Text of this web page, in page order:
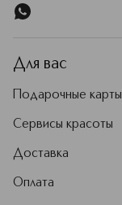
Для вас
Подарочные карты
Сервисы красоты
Доставка
Оплата